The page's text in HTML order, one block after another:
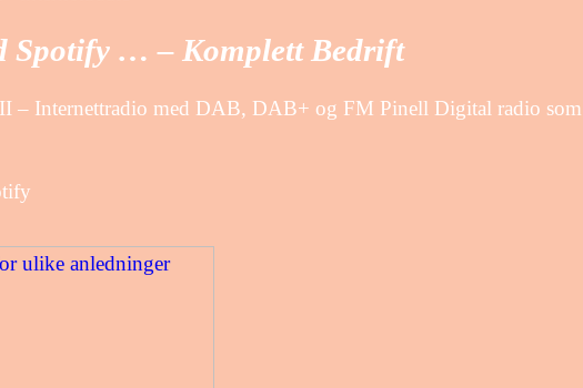
Spotify … – Komplett Bedrift
– Internettradio med DAB, DAB+ og FM Pinell Digital radio